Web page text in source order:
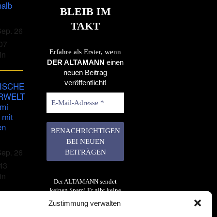
Zustimmung verwalten
26
mit
26
BLEIB IM
TAKT
Erfahre als Erster, wenn
DER ALTAMANN einen
neuen Beitrag
veröffentlicht!
Der ALTAMANN sendet
keinen Spam! Er gibt keine
Daten an dritte weiter. Erfahre
mehr in unserer